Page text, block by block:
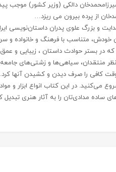
دالکی (وزیر کشور) موجب
از پرده بیرون می ریزد…
و بزرگ علوی پدران داستان‌نویسی
متناسب با فرهنگ و خانواده
حوادث داستان ، زیبایی و عمق
منتقدان، سیاهی‌ها و زشتی‌های
را صرف دیدن و کشیدن آنها کرد.
در این کتاب انواع ابزار و
ساده مدادی‌تان را به آثار هنری تبدیل